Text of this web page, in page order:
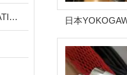
美国ARROW PNEUMATICS 日本